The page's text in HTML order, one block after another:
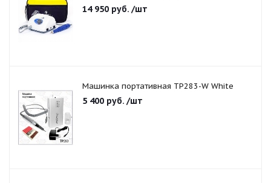
14 950 руб. /шт
Машинка портативная TP283-W White
5 400 руб. /шт